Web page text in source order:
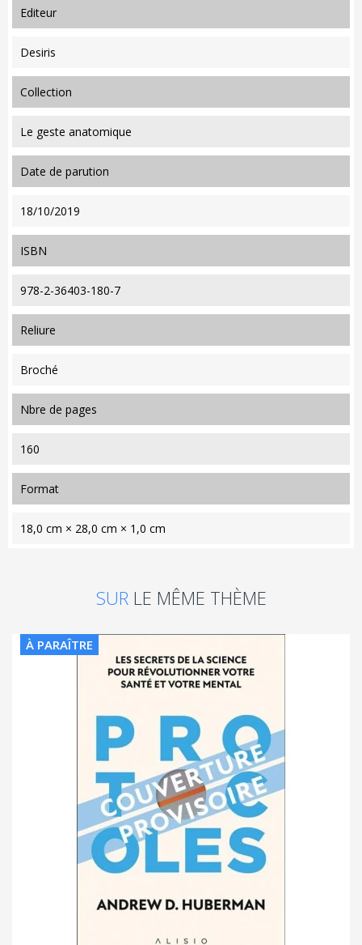
editeur
Desiris
collection
Le geste anatomique
date de parution
18/10/2019
ISBN
978-2-36403-180-7
reliure
Broché
nbre de pages
160
format
18,0 cm × 28,0 cm × 1,0 cm
SUR LE MÊME THÈME
À PARAÎTRE